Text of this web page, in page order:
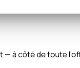
à côté de toute